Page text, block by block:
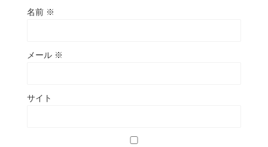
名前 ※
メール ※
サイト